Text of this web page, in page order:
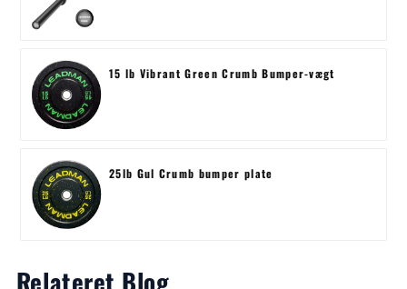
15 lb Vibrant Green Crumb Bumper-vægt
25lb Gul Crumb bumper plate
Relateret Blog